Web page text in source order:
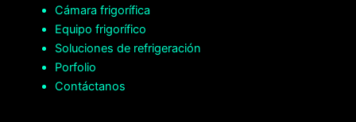
Cámara frigorífica
Equipo frigorífico
Soluciones de refrigeración
Porfolio
Contáctanos